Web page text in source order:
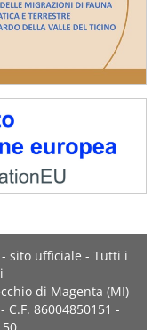
sito ufficiale - Tutti i
di Magenta (MI)
C.F. 86004850151 -